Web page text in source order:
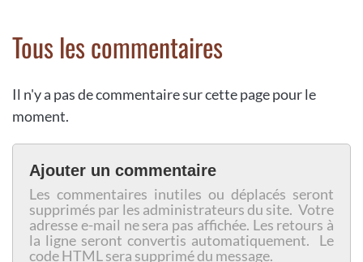
Tous les commentaires
Il n'y a pas de commentaire sur cette page pour le
moment.
Ajouter un commentaire
Les commentaires inutiles ou déplacés seront
supprimés par les administrateurs du site. Votre
adresse e-mail ne sera pas affichée. Les retours à
la ligne seront convertis automatiquement. Le
code HTML sera supprimé du message.